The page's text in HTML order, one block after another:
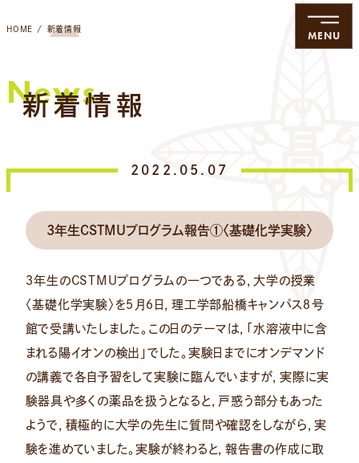
MENU
HOME 新着情報
新着情報
News
2022.05.07
3年生CSTMUプログラム報告①〈基礎化学実験〉
３年生のCSTMUプログラムの一つである，大学の授業
〈基礎化学実験〉を５月６日，理工学部船橋キャンパス８号
館で受講いたしました。この日のテーマは，「水溶液中に含
まれる陽イオンの検出」でした。実験日までにオンデマンド
の講義で各自予習をして実験に臨んでいますが，実際に実
験器具や多くの薬品を扱うとなると，戸惑う部分もあった
ようで，積極的に大学の先生に質問や確認をしながら，実
験を進めていました。実験が終わると，報告書の作成に取